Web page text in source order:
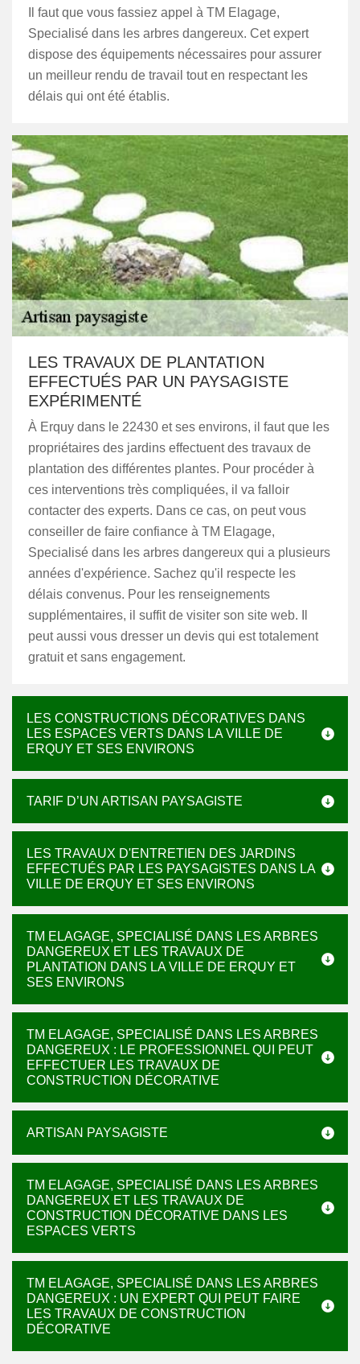
Il faut que vous fassiez appel à TM Elagage,
Specialisé dans les arbres dangereux. Cet expert
dispose des équipements nécessaires pour assurer
un meilleur rendu de travail tout en respectant les
délais qui ont été établis.
LES TRAVAUX DE PLANTATION
EFFECTUÉS PAR UN PAYSAGISTE
EXPÉRIMENTÉ
À Erquy dans le 22430 et ses environs, il faut que les
propriétaires des jardins effectuent des travaux de
plantation des différentes plantes. Pour procéder à
ces interventions très compliquées, il va falloir
contacter des experts. Dans ce cas, on peut vous
conseiller de faire confiance à TM Elagage,
Specialisé dans les arbres dangereux qui a plusieurs
années d'expérience. Sachez qu'il respecte les
délais convenus. Pour les renseignements
supplémentaires, il suffit de visiter son site web. Il
peut aussi vous dresser un devis qui est totalement
gratuit et sans engagement.
LES CONSTRUCTIONS DÉCORATIVES DANS
LES ESPACES VERTS DANS LA VILLE DE
ERQUY ET SES ENVIRONS
TARIF D’UN ARTISAN PAYSAGISTE
LES TRAVAUX D'ENTRETIEN DES JARDINS
EFFECTUÉS PAR LES PAYSAGISTES DANS LA
VILLE DE ERQUY ET SES ENVIRONS
TM ELAGAGE, SPECIALISÉ DANS LES ARBRES
DANGEREUX ET LES TRAVAUX DE
PLANTATION DANS LA VILLE DE ERQUY ET
SES ENVIRONS
TM ELAGAGE, SPECIALISÉ DANS LES ARBRES
DANGEREUX : LE PROFESSIONNEL QUI PEUT
EFFECTUER LES TRAVAUX DE
CONSTRUCTION DÉCORATIVE
ARTISAN PAYSAGISTE
TM ELAGAGE, SPECIALISÉ DANS LES ARBRES
DANGEREUX ET LES TRAVAUX DE
CONSTRUCTION DÉCORATIVE DANS LES
ESPACES VERTS
TM ELAGAGE, SPECIALISÉ DANS LES ARBRES
DANGEREUX : UN EXPERT QUI PEUT FAIRE
LES TRAVAUX DE CONSTRUCTION
DÉCORATIVE